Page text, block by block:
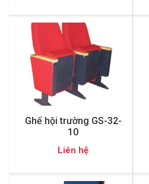
Ghế hội trường GS-32-
10
Liên hệ